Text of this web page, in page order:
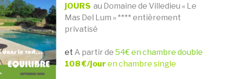
jOURS au Domaine de Villedieu « Le
Mas Del Lum » **** entièrement
privatisé
et A partir de 54€ en chambre double
108 €/jour en chambre single